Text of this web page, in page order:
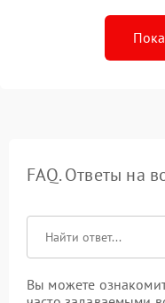
FAQ. Ответы на
Вы можете